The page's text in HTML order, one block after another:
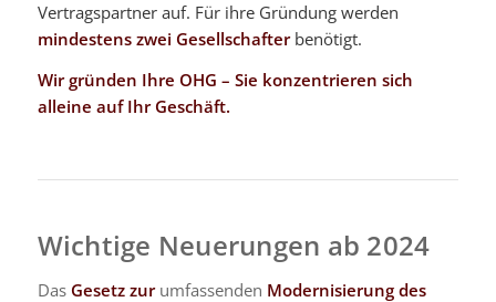
Vertragspartner auf. Für ihre Gründung werden
mindestens zwei Gesellschafterbenötigt.
Wir gründen Ihre OHG – Sie konzentrieren sich
alleine auf Ihr Geschäft.
Wichtige Neuerungen ab 2024
Das Gesetz zurumfassenden Modernisierung des